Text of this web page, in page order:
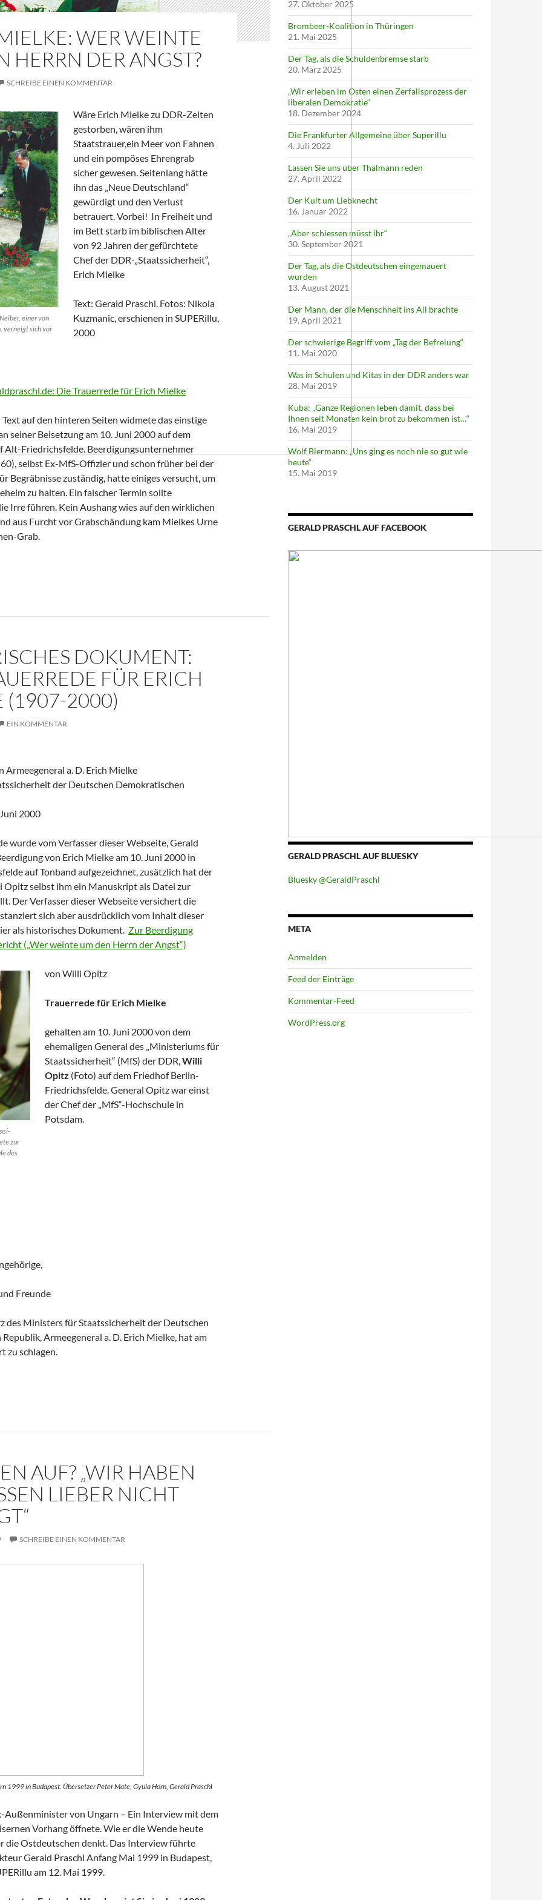
WER WEINTE
HERRN DER ANGST?
SCHREIBE EINEN KOMMENTAR
einer von
verneigt sich vor
Wäre Erich Mielke zu DDR-Zeiten
gestorben, wären ihm
Staatstrauer,ein Meer von Fahnen
und ein pompöses Ehrengrab
sicher gewesen. Seitenlang hätte
ihn das „Neue Deutschland“
gewürdigt und den Verlust
betrauert. Vorbei! In Freiheit und
im Bett starb im biblischen Alter
von 92 Jahren der gefürchtete
Chef der DDR-„Staatssicherheit“,
Erich Mielke
Text: Gerald Praschl. Fotos: Nikola
Kuzmanic, erschienen in SUPERillu,
2000
Die Trauerrede für Erich Mielke
auf den hinteren Seiten widmete das einstige
seiner Beisetzung am 10. Juni 2000 auf dem
Alt-Friedrichsfelde. Beerdigungsunternehmer
selbst Ex-MfS-Offizier und schon früher bei der
Begräbnisse zuständig, hatte einiges versucht, um
zu halten. Ein falscher Termin sollte
Irre führen. Kein Aushang wies auf den wirklichen
aus Furcht vor Grabschändung kam Mielkes Urne
Grab.
weinte um den Herrn der Angst?
DOKUMENT:
FÜR ERICH
(1907-2000)
EIN KOMMENTAR
Armeegeneral a. D. Erich Mielke
der Deutschen Demokratischen
2000
wurde vom Verfasser dieser Webseite, Gerald
von Erich Mielke am 10. Juni 2000 in
auf Tonband aufgezeichnet, zusätzlich hat der
selbst ihm ein Manuskript als Datei zur
Der Verfasser dieser Webseite versichert die
sich aber ausdrücklich vom Inhalt dieser
als historisches Dokument. Zur Beerdigung
(„Wer weinte um den Herrn der Angst“)
zur
des
von Willi Opitz
Trauerrede für Erich Mielke
gehalten am 10. Juni 2000 von dem
ehemaligen General des „Ministeriums für
Staatssicherheit“ (MfS) der DDR,Willi
Opitz (Foto) auf dem Friedhof Berlin-
Friedrichsfelde. General Opitz war einst
der Chef der „MfS“-Hochschule in
Potsdam.
Freunde
des Ministers für Staatssicherheit der Deutschen
Armeegeneral a. D. Erich Mielke, hat am
zu schlagen.
Die Trauerrede für Erich Mielke (1907-2000)
AUF? „WIR HABEN
LIEBER NICHT
SCHREIBE EINEN KOMMENTAR
1999 in Budapest. Übersetzer Peter Mate, Gyula Horn, Gerald Praschl
Außenminister von Ungarn – Ein Interview mit dem
Vorhang öffnete. Wie er die Wende heute
die Ostdeutschen denkt. Das Interview führte
Gerald Praschl Anfang Mai 1999 in Budapest,
am 12. Mai 1999.
27. Oktober 2025
Brombeer-Koalition in Thüringen
21. Mai 2025
Der Tag, als die Schuldenbremse starb
20. März 2025
„Wir erleben im Osten einen Zerfallsprozess der
liberalen Demokratie“
18. Dezember 2024
Die Frankfurter Allgemeine über Superillu
4. Juli 2022
Lassen Sie uns über Thälmann reden
27. April 2022
Der Kult um Liebknecht
16. Januar 2022
„Aber schiessen müsst ihr“
30. September 2021
Der Tag, als die Ostdeutschen eingemauert
wurden
13. August 2021
Der Mann, der die Menschheit ins All brachte
19. April 2021
Der schwierige Begriff vom „Tag der Befreiung“
11. Mai 2020
Was in Schulen und Kitas in der DDR anders war
28. Mai 2019
Kuba: „Ganze Regionen leben damit, dass bei
Ihnen seit Monaten kein brot zu bekommen ist…“
16. Mai 2019
Wolf Biermann: „Uns ging es noch nie so gut wie
heute“
15. Mai 2019
GERALD PRASCHL AUF FACEBOOK
GERALD PRASCHL AUF BLUESKY
Bluesky @GeraldPraschl
META
Anmelden
Feed der Einträge
Kommentar-Feed
WordPress.org